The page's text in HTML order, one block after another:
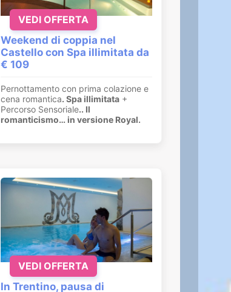
Weekend di coppia nel
Castello con Spa illimitata da
€ 109
Pernottamento con prima colazione e
cena romantica. Spa illimitata +
Percorso Sensoriale.. Il
romanticismo… in versione Royal.
VEDI OFFERTA
In Trentino, pausa di
VEDI OFFERTA